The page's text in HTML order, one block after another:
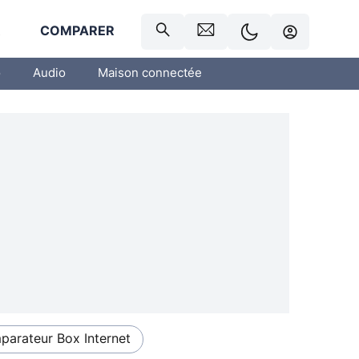
COMPARER
Audio Maison connectée
Box Internet